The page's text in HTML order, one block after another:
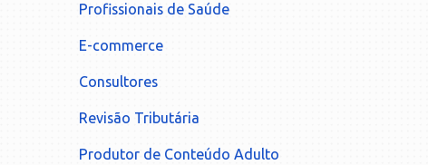
Profissionais de Saúde
E-commerce
Consultores
Revisão Tributária
Produtor de Conteúdo Adulto